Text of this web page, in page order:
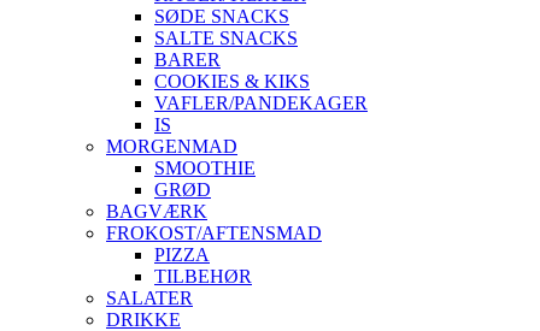
SØDE SNACKS
SALTE SNACKS
BARER
COOKIES & KIKS
VAFLER/PANDEKAGER
IS
MORGENMAD
SMOOTHIE
GRØD
BAGVÆRK
FROKOST/AFTENSMAD
PIZZA
TILBEHØR
SALATER
DRIKKE